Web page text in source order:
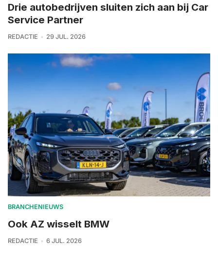
Drie autobedrijven sluiten zich aan bij Car
Service Partner
REDACTIE 29 JUL. 2026
BRANCHENIEUWS
Ook AZ wisselt BMW
REDACTIE 6 JUL. 2026